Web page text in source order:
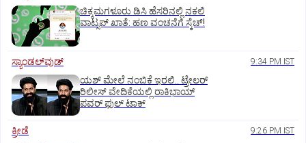
ಚಿಕ್ಕಮಗಳೂರು ಡಿಸಿ ಹೆಸರಿನಲ್ಲಿ ನಕಲಿ
ವಾಟ್ಸಪ್ ಖಾತೆ: ಹಣ ವಂಚನೆಗೆ ಸ್ಕೆಚ್!
ಸ್ಯಾಂಡಲ್‌ವುಡ್‌ 9:34 PM IST
ಯಶ್‌ ಮೇಲೆ ನಂಬಿಕೆ ಇರಲಿ.. ಟ್ರೇಲರ್‌
ರಿಲೀಸ್‌ ವೇದಿಕೆಯಲ್ಲಿ ರಾಕಿಭಾಯ್‌
ಪವರ್‌ ಫುಲ್‌ ಟಾಕ್
ಕ್ರೀಡೆ 9:26 PM IST